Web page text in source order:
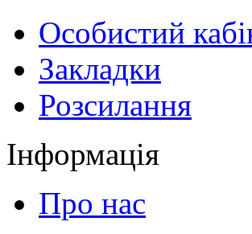
Особистий
Закладки
Розсилання
Інформація
Про нас